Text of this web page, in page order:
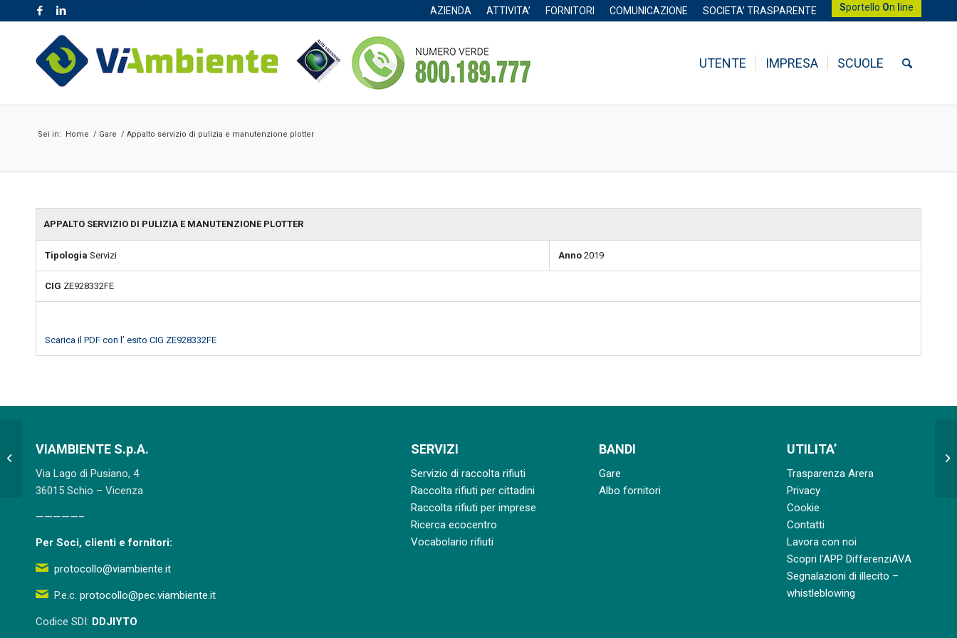
AZIENDA ATTIVITA’ FORNITORI COMUNICAZIONE SOCIETA’ TRASPARENTE Sportello On ine
UTENTE IMPRESA SCUOLE
Sei in: Home / Gare / Appalto servizio di pulizia e manutenzione plotter
APPALTO SERVIZIO DI PULIZIA E MANUTENZIONE PLOTTER
Tipologia Servizi Anno 2019
CIG ZE928332FE
Scarica il PDF con l’ esito CIG ZE928332FE
VIAMBIENTE S.p.A.
Via Lago di Pusiano, 4
36015 Schio – Vicenza
—————–
Per Soci, clienti e fornitori:
protocollo@viambiente.it
P.e.c. protocollo@pec.viambiente.it
Codice SDI: DDJIYTO
SERVIZI
Servizio di raccolta rifiuti
Raccolta rifiuti per cittadini
Raccolta rifiuti per imprese
Ricerca ecocentro
Vocabolario rifiuti
BANDI
Gare
Albo fornitori
UTILITA’
Trasparenza Arera
Privacy
Cookie
Contatti
Lavora con noi
Scopri l’APP DifferenziAVA
Segnalazioni di illecito –
whistleblowing
Appalto servizio di realizzazione di